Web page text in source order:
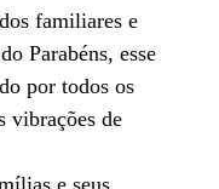
familiares e
Parabéns, esse
por todos os
vibrações de
e seus